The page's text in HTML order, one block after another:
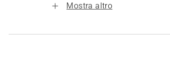
Mostra altro